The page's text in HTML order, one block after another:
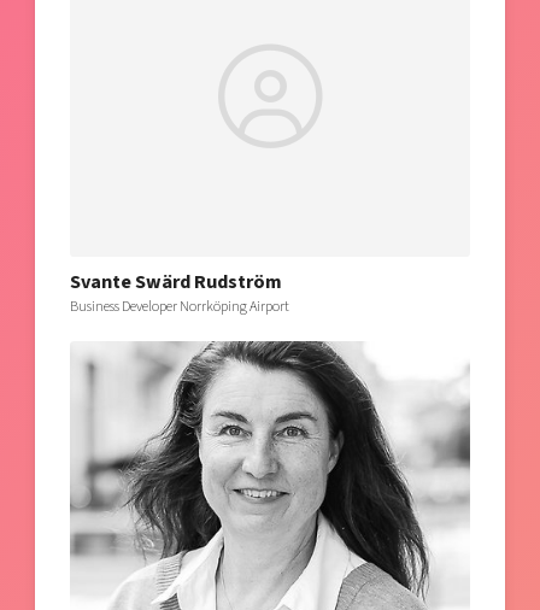
Svante Swärd Rudström
Business Developer Norrköping Airport